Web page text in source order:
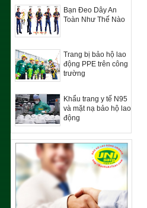
Bạn Đeo Dây An
Toàn Như Thế Nào
Trang bị bảo hộ lao
động PPE trên công
trường
Khẩu trang y tế N95
và mặt nạ bảo hộ lao
động